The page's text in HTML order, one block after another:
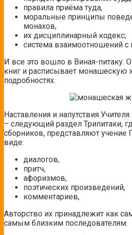
правила приёма туда,
моральные принципы
монахов,
их дисциплинарный кодекс,
система взаимоотношений
И все это вошло в Виная-питаку.
книг и расписывает монашескую
подробностях.
Наставления и напутствия
– следующий раздел Трипитаки,
сборников, представляют учение
виде:
диалогов,
притч,
афоризмов,
поэтических произведений,
комментариев,
Авторство их принадлежит как
самым близким последователям.